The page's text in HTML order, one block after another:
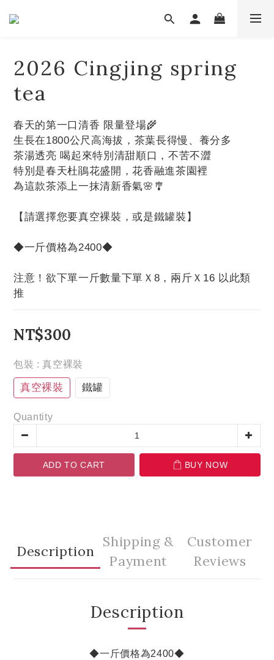
2026 Cingjing spring
tea
春天的第一口清香 限量登場🌾
生長在1800公尺高海拔，茶葉長得慢、養分多
茶湯透亮 喝起來特別清甜順口，不苦不澀
特別是春天杜鵑花盛開，花香融進茶園裡
為這款茶添上一抹清新香氣🌸🎐
【請選擇您要真空裸裝，或是鐵罐裝】
◆一斤價格為2400◆
注意！欲下單一斤數量下單Ｘ8，兩斤Ｘ16 以此類
推
NT$300
包裝 : 真空裸裝
真空裸裝 鐵罐
Quantity
ADD TO CART BUY NOW
Description
Shipping &
Payment
Customer
Reviews
Description
◆一斤價格為2400◆